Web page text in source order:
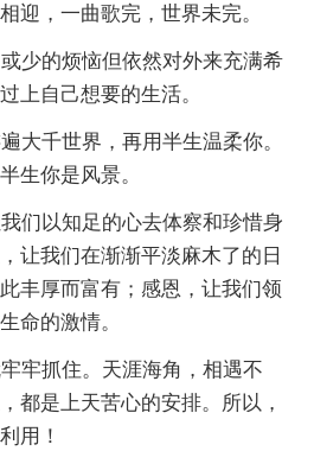
迎，一曲歌完，世界未完。
的烦恼但依然对外来充满希
上自己想要的生活。
千世界，再用半生温柔你。
生你是风景。
以知足的心去体察和珍惜身
让我们在渐渐平淡麻木了的日
丰厚而富有；感恩，让我们领
命的激情。
抓住。天涯海角，相遇不
都是上天苦心的安排。所以，
用！